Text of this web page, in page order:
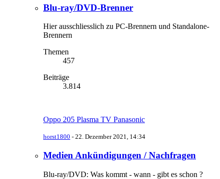
Blu-ray/DVD-Brenner
Hier ausschliesslich zu PC-Brennern und Standalone-
Brennern
Themen
457
Beiträge
3.814
Oppo 205 Plasma TV Panasonic
horst1800 - 22. Dezember 2021, 14:34
Medien Ankündigungen / Nachfragen
Blu-ray/DVD: Was kommt - wann - gibt es schon ?